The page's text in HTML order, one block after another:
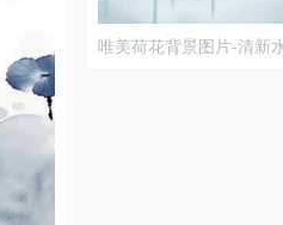
唯美荷花背景图片-清新